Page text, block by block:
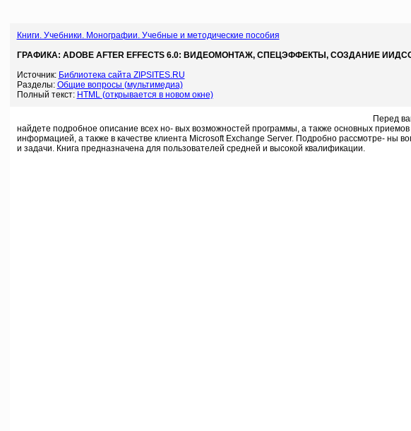
Книги. Учебники. Монографии. Учебные и методические пособия
ГРАФИКА: ADOBE AFTER EFFECTS 6.0: ВИДЕОМОНТАЖ, СПЕЦЭФФЕКТЫ, СОЗДАНИЕ
Источник: Библиотека сайта ZIPSITES.RU
Разделы: Общие вопросы (мультимедиа)
Полный текст: HTML (открывается в новом окне)
Перед вами книга, посвященная новой версии одного из
найдете подробное описание всех но- вых возможностей программы, а также основных
информацией, а также в качестве клиента Microsoft Exchange Server. Подробно рассмотре- ны
и задачи. Книга предназначена для пользователей средней и высокой квалификации.